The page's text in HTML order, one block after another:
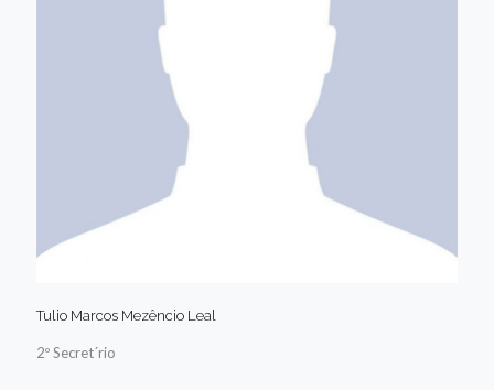
Tulio Marcos Mezêncio Leal
2º Secret´rio